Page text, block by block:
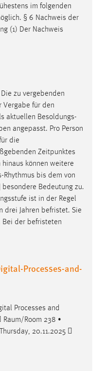
im folgenden
§ 6 Nachweis der
(1) Der Nachweis
zu vergebenden
Vergabe für den
aktuellen Besoldungs-
angepasst. Pro Person
die
Zeitpunktes
hinaus können weitere
Rhythmus bis dem von
Bedeutung zu.
ist in der Regel
drei Jahren befristet. Sie
Bei der befristeten
Processes-and-
Processes and
Raum/Room 238 •
20.11.2025 
anonym.
zu verstehen, wie
nutzen.
Drittanbietern
über Websites